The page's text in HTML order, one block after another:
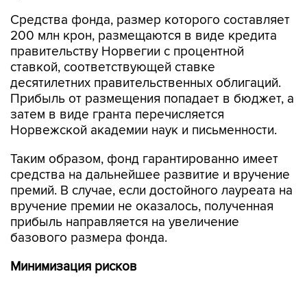
Средства фонда, размер которого составляет
200 млн крон, размещаются в виде кредита
правительству Норвегии с процентной
ставкой, соответствующей ставке
десятилетних правительственных облигаций.
Прибыль от размещения попадает в бюджет, а
затем в виде гранта перечисляется
Норвежской академии наук и письменности.
Таким образом, фонд гарантированно имеет
средства на дальнейшее развитие и вручение
премий. В случае, если достойного лауреата на
вручение премии не оказалось, полученная
прибыль направляется на увеличение
базового размера фонда.
Минимизация рисков